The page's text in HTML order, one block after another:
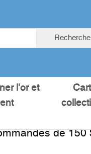
Recherche
l'or et
de 150